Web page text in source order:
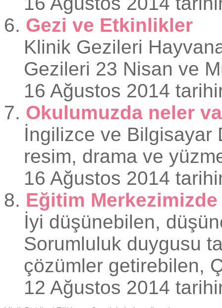
6. Gezi ve Etkinlikler
Klinik Gezileri
Gezileri 23 Nisan ve
16 Ağustos 2014
7. Okulumuzda neler
İngilizce ve Bilgisayar
resim, drama ve
16 Ağustos 2014
8. Eğitim Merkezimizde
İyi düşünebilen,
Sorumluluk duygusu
çözümler getirebilen,
12 Ağustos 2014